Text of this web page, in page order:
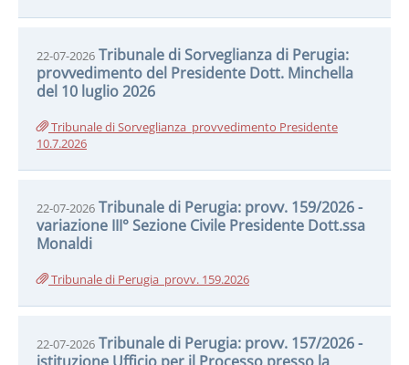
22-07-2026 Tribunale di Sorveglianza di Perugia:
provvedimento del Presidente Dott. Minchella
del 10 luglio 2026
Tribunale di Sorveglianza_provvedimento Presidente
10.7.2026
22-07-2026 Tribunale di Perugia: provv. 159/2026 -
variazione III° Sezione Civile Presidente Dott.ssa
Monaldi
Tribunale di Perugia_provv. 159.2026
22-07-2026 Tribunale di Perugia: provv. 157/2026 -